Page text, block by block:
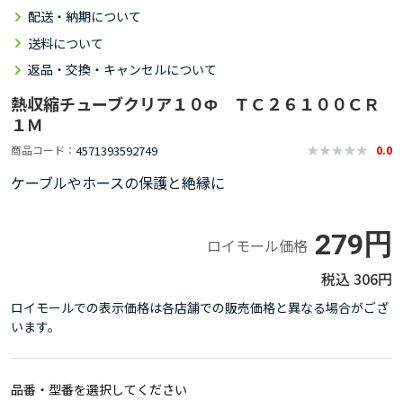
配送・納期について
送料について
返品・交換・キャンセルについて
熱収縮チューブクリア１０Φ ＴＣ２６１００ＣＲ
１Ｍ
商品コード 4571393592749 0.0
ケーブルやホースの保護と絶縁に
ロイモール価格 279円
306円
ロイモールでの表示価格は各店舗での販売価格と異なる場合がござ
います。
品番・型番を選択してください